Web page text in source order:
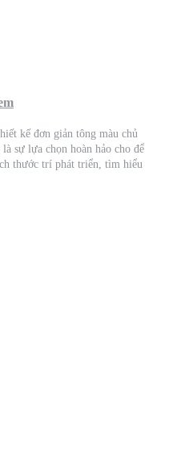
kế đơn giản tông màu chủ
sự lựa chọn hoàn hảo cho để
thước trí phát triển, tìm hiểu